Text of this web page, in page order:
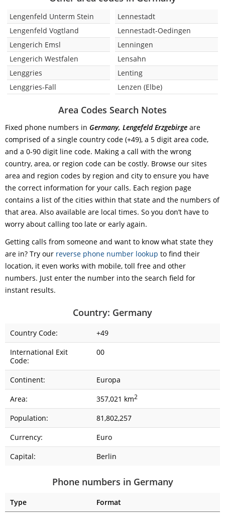
Lengenfeld Unterm Stein
Lengenfeld Vogtland
Lengerich Emsl
Lengerich Westfalen
Lenggries
Lenggries-Fall
Lennestadt
Lennestadt-Oedingen
Lenningen
Lensahn
Lenting
Lenzen (Elbe)
Area Codes Search Notes
Fixed phone numbers in Germany, Lengefeld Erzgebirge are
comprised of a single country code (+49), a 5 digit area code,
and a 0-90 digit line code. Making a call with the wrong
country, area, or region code can be costly. Browse our sites
area and region codes by region and city to ensure you have
the correct information for your calls. Each region page
contains a list of the cities within that state and the numbers of
that area. Also available are local times. So you don’t have to
worry about calling too late or early again.
Getting calls from someone and want to know what state they
are in? Try our reverse phone number lookup to find their
location, it even works with mobile, toll free and other
numbers. Just enter the number into the search field for
instant results.
Country: Germany
Country Code:
+49
International Exit
Code:
00
Continent:
Europa
Area:
357,021 km2
Population:
81,802,257
Currency:
Euro
Capital:
Berlin
Phone numbers in Germany
Type
Format